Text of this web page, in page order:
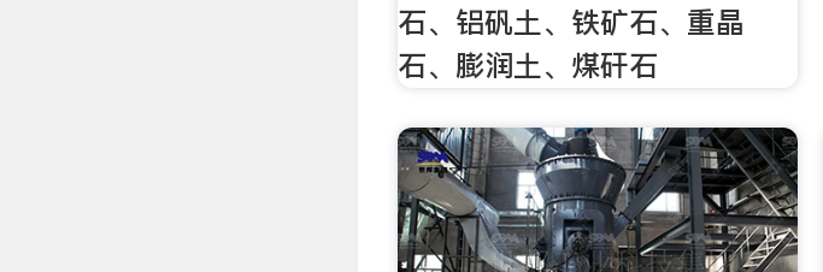
石、铝矾土、铁矿石、重晶
石、膨润土、煤矸石